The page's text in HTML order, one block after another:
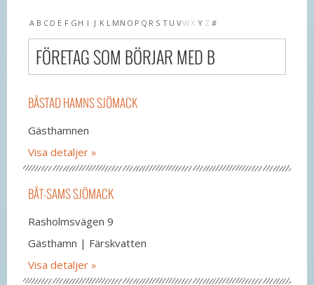
A B C D E F G H I J K L M N O P Q R S T U VWX Y Z #
FÖRETAG SOM BÖRJAR MED B
BÅSTAD HAMNS SJÖMACK
Gästhamnen
Visa detaljer
BÅT-SAMS SJÖMACK
Rasholmsvägen 9
Gästhamn | Färskvatten
Visa detaljer